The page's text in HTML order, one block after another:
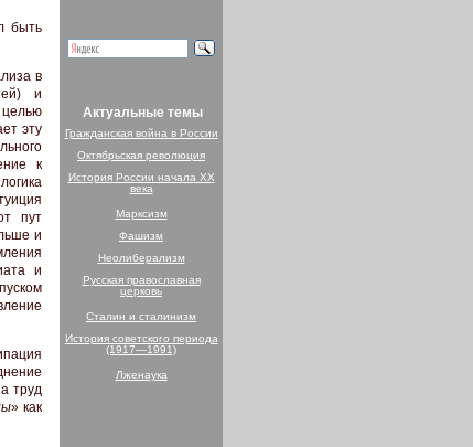
быть
в
и
целью
эту
к
пут
и
и
труд
» как
Актуальные темы
Гражданская война в России
Октябрьская революция
История России начала XX
века
Марксизм
Фашизм
Неолиберализм
Русская православная
церковь
Сталин и сталинизм
История советского периода
(1917—1991)
Лженаука